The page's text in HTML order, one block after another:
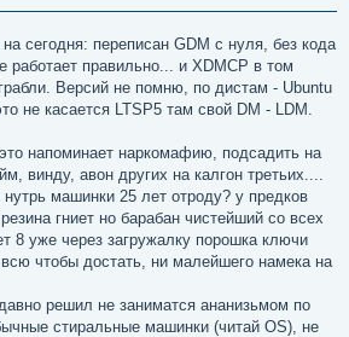
сегодня: переписан GDM с нуля, без кода
работает правильно... и XDMCP в том
Версий не помню, по дистам - Ubuntu
не касается LTSP5 там свой DM - LDM.
напоминает наркомафию, подсадить на
винду, авон других на калгон третьих....
машинки 25 лет отроду? у предков
гниет но барабан чистейший со всех
8 уже через загружалку порошка ключи
чтобы достать, ни малейшего намека на
решил не заниматся ананизьмом по
стиральные машинки (читай OS), не